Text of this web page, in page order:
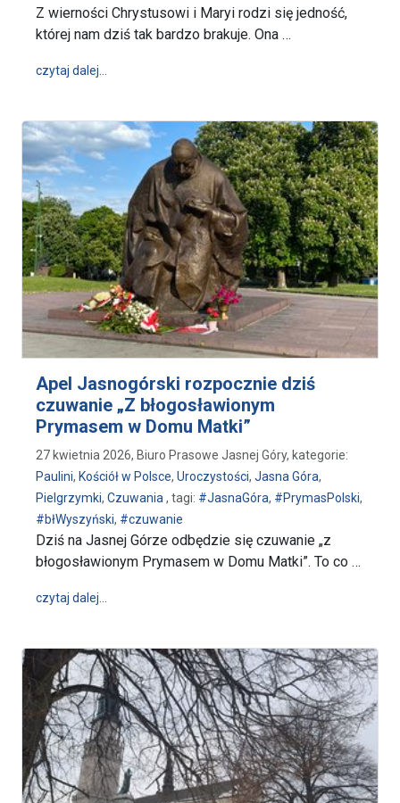
Z wierności Chrystusowi i Maryi rodzi się jedność,
której nam dziś tak bardzo brakuje. Ona …
czytaj dalej…
Apel Jasnogórski rozpocznie dziś
czuwanie „Z błogosławionym
Prymasem w Domu Matki”
27 kwietnia 2026, Biuro Prasowe Jasnej Góry, kategorie:
Paulini, Kościół w Polsce, Uroczystości, Jasna Góra,
Pielgrzymki, Czuwania , tagi: #JasnaGóra, #PrymasPolski,
#błWyszyński, #czuwanie
Dziś na Jasnej Górze odbędzie się czuwanie „z
błogosławionym Prymasem w Domu Matki”. To co …
czytaj dalej…